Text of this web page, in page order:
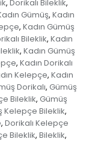
, Dorikalı Bileklik,
Gümüş, Kadın
, Kadın Gümüş
Bileklik, Kadın
, Kadın Gümüş
, Kadın Dorikalı
Kelepçe, Kadın
Dorikalı, Gümüş
Bileklik, Gümüş
Kelepçe Bileklik,
, Dorikalı Kelepçe
Bileklik, Bileklik,